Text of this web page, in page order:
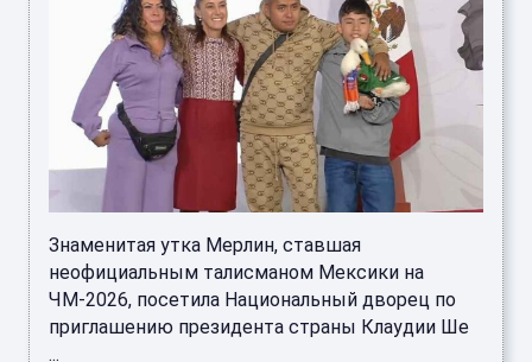
Знаменитая утка Мерлин, ставшая
неофициальным талисманом Мексики на
ЧМ-2026, посетила Национальный дворец по
приглашению президента страны Клаудии Ше
...